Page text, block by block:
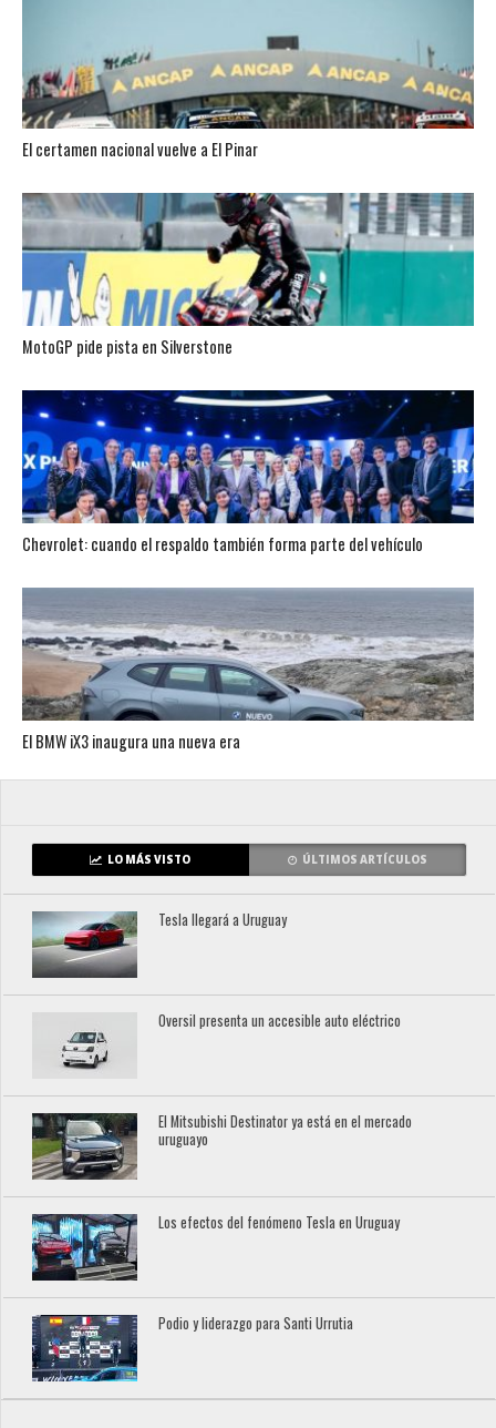
El certamen nacional vuelve a El Pinar
MotoGP pide pista en Silverstone
Chevrolet: cuando el respaldo también forma parte del vehículo
El BMW iX3 inaugura una nueva era
LO MÁS VISTO ÚLTIMOS ARTÍCULOS
Tesla llegará a Uruguay
Oversil presenta un accesible auto eléctrico
El Mitsubishi Destinator ya está en el mercado
uruguayo
Los efectos del fenómeno Tesla en Uruguay
Podio y liderazgo para Santi Urrutia